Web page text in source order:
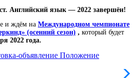
Английский язык — 2022 завершён!
и ждём на Международном чемпионате
(осенний сезон) , который будет
2022 года.
объявление Положение